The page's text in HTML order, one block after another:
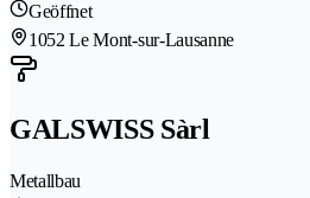
Geöffnet
1052 Le Mont-sur-Lausanne
GALSWISS Sàrl
Metallbau